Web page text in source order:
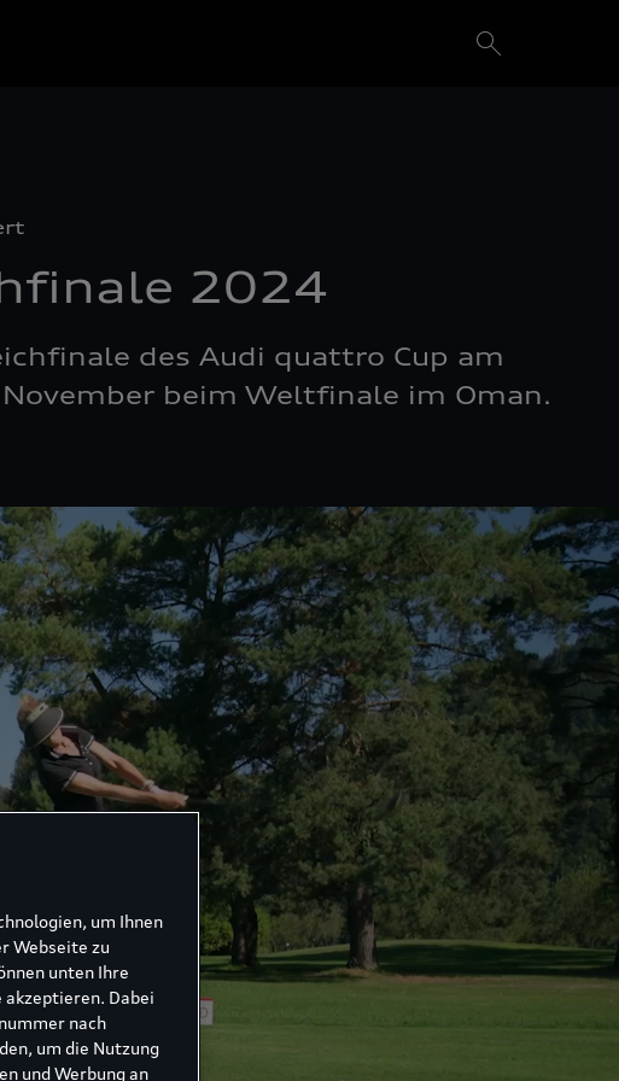
2024
des Audi quattro Cup am
beim Weltfinale im Oman.
um Ihnen
Webseite zu
unten Ihre
Dabei
nach
um die Nutzung
und Werbung an